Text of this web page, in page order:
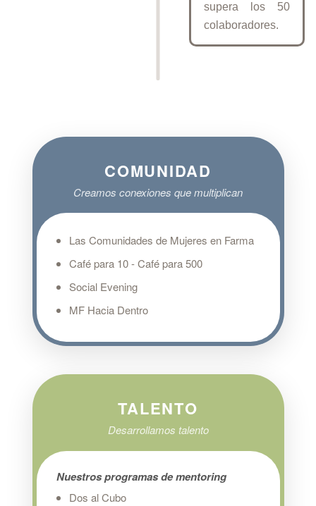
supera los 50
colaboradores.
COMUNIDAD
Creamos conexiones que multiplican
Las Comunidades de Mujeres en Farma
Café para 10 - Café para 500
Social Evening
MF Hacia Dentro
TALENTO
Desarrollamos talento
Nuestros programas de mentoring
Dos al Cubo